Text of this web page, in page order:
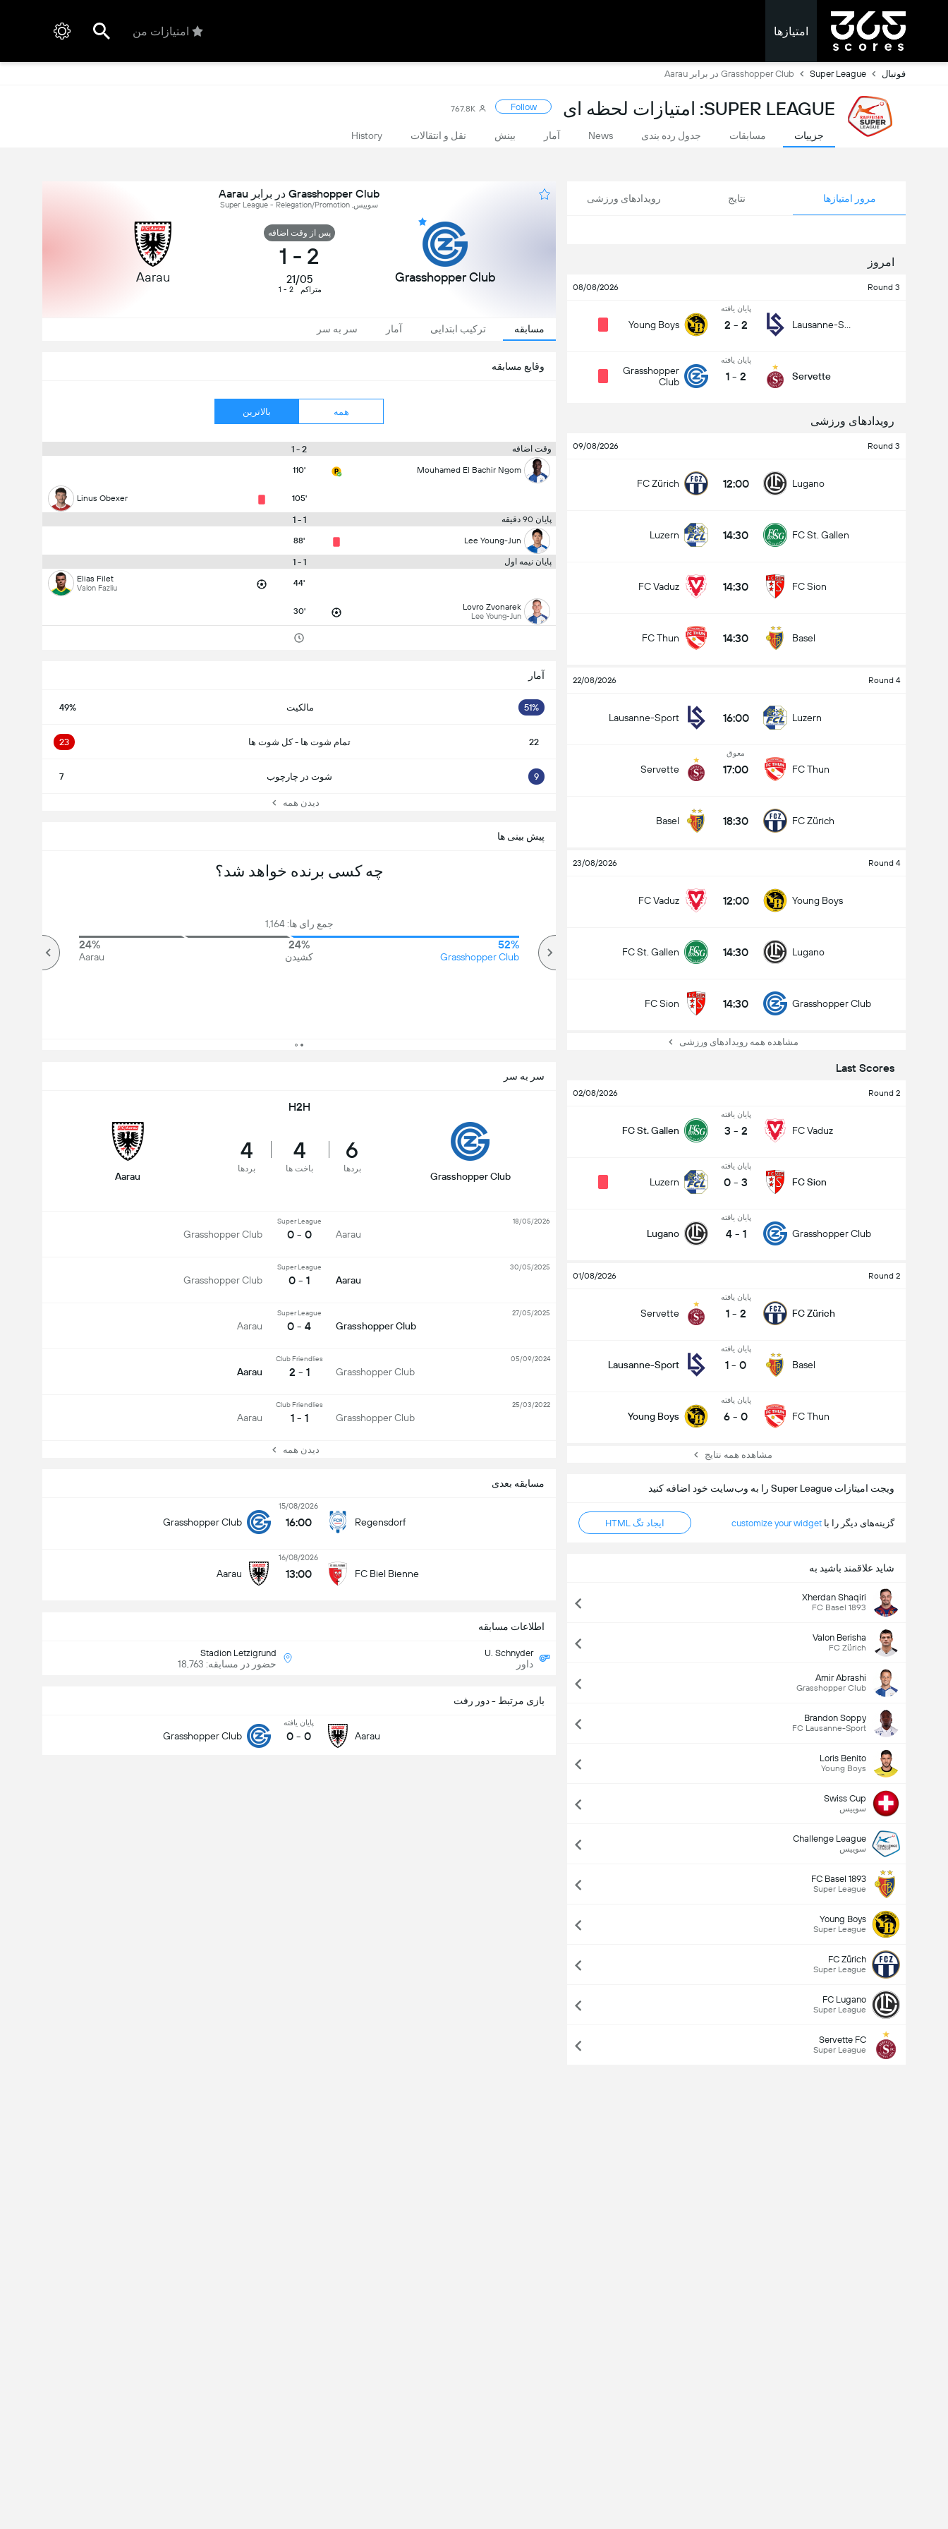
امتیازها امتیازات من
فوتبال Super League Grasshopper Club در برابر Aarau
SUPER LEAGUE: امتیازات لحظه ای Follow
767.8K
جزییات مسابقات جدول رده بندی News آمار بینش نقل و انتقالات History
مرور امتیازها نتایج رویدادهای ورزشی
امروز
Round 3
08/08/2026
پایان یافته
2
-
2
Young Boys
Servette
پایان یافته
2
-
1
Grasshopper
Club
رویدادهای ورزشی
Round 3
09/08/2026
Lugano
12:00
FC Zürich
FC St. Gallen
14:30
Luzern
FC Sion
14:30
FC Vaduz
Basel
14:30
FC Thun
Round 4
22/08/2026
Luzern
16:00
Lausanne-Sport
FC Thun
معوق
17:00
Servette
FC Zürich
18:30
Basel
Round 4
23/08/2026
Young Boys
12:00
FC Vaduz
Lugano
14:30
FC St. Gallen
Grasshopper Club
14:30
FC Sion
مشاهده همه رویدادهای ورزشی
Last Scores
Round 2
02/08/2026
FC Vaduz
پایان یافته
2
-
3
FC St. Gallen
FC Sion
پایان یافته
3
-
0
Luzern
Grasshopper Club
پایان یافته
1
-
4
Lugano
Round 2
01/08/2026
FC Zürich
پایان یافته
2
-
1
Servette
Basel
پایان یافته
0
-
1
Lausanne-Sport
FC Thun
پایان یافته
0
-
6
Young Boys
مشاهده همه نتایج
ویجت امیتازات Super League را به وب‌سایت خود اضافه کنید
گزینه‌های دیگر را با customize your widget ایجاد تگ HTML
شاید علاقمند باشید به
Xherdan Shaqiri
FC Basel 1893
Valon Berisha
FC Zürich
Amir Abrashi
Grasshopper Club
Brandon Soppy
FC Lausanne-Sport
Loris Benito
Young Boys
Swiss Cup
سوییس
Challenge League
سوییس
FC Basel 1893
Super League
Young Boys
Super League
FC Zürich
Super League
FC Lugano
Super League
Servette FC
Super League
Grasshopper Club در برابر Aarau
سوییس, Super League - Relegation/Promotion
Grasshopper Club
پس از وقت اضافه
2
-
1
21/05
متراکم 2 - 1
Aarau
مسابقه ترکیب ابتدایی آمار سر به سر
وقایع مسابقه
همه بالاترین
وقت اضافه 2 - 1
Mouhamed El Bachir Ngom
110'
105'
Linus Obexer
پایان 90 دقیقه 1 - 1
Lee Young-Jun
88'
پایان نیمه اول 1 - 1
44'
Elias Filet
Valon Fazliu
Lovro Zvonarek
Lee Young-Jun
30'
مسابقه بعدی
Regensdorf
15/08/2026
16:00
Grasshopper Club
FC Biel Bienne
16/08/2026
13:00
Aarau
بازی مرتبط - دور رفت
Aarau
پایان یافته
0
-
0
Grasshopper Club
آمار
51% مالکیت 49%
22 تمام شوت ها - کل شوت ها 23
9 شوت در چارچوب 7
دیدن همه
اطلاعات مسابقه
U. Schnyder
داور
Stadion Letzigrund
حضور در مسابقه: 18,763
پیش بینی ها
چه کسی برنده خواهد شد؟
جمع رای ها: 1,164
52%
Grasshopper Club
24%
کشیدن
24%
Aarau
کل گل های بازی (2.5)
سر به سر
H2H
Grasshopper Club
6
بردها
4
باخت ها
4
بردها
Aarau
Aarau
Super League
0 - 0
Grasshopper Club
18/05/2026
Aarau
Super League
1 - 0
Grasshopper Club
30/05/2025
Grasshopper Club
Super League
4 - 0
Aarau
27/05/2025
Grasshopper Club
Club Friendlies
1 - 2
Aarau
05/09/2024
Grasshopper Club
Club Friendlies
1 - 1
Aarau
25/03/2022
دیدن همه